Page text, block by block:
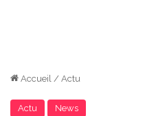
Accueil / Actu
Actu News